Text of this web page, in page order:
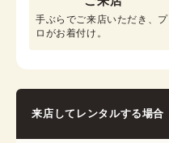
手ぶらでご来店いただき、プ
ロがお着付け。
来店してレンタルする場合